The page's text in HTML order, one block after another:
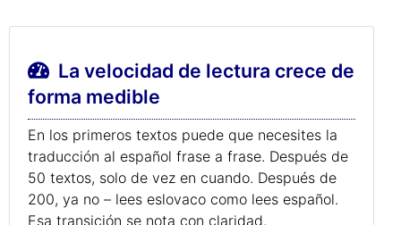
La velocidad de lectura crece de
forma medible
En los primeros textos puede que necesites la
traducción al español frase a frase. Después de
50 textos, solo de vez en cuando. Después de
200, ya no – lees eslovaco como lees español.
Esa transición se nota con claridad.